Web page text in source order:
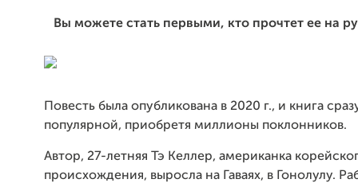
Вы можете стать первыми, кто прочтет ее на
Повесть была опубликована в 2020 г., и книга
популярной, приобретя миллионы поклонников.
Автор, 27-летняя Тэ Келлер, американка
происхождения, выросла на Гаваях, в Гонолулу.